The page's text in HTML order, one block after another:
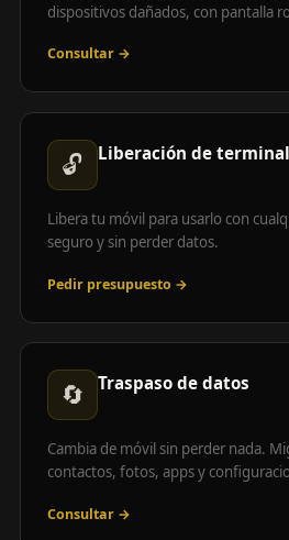
dispositivos dañados, con pantalla
Consultar →
🔓 Liberación de
Libera tu móvil para usarlo con
seguro y sin perder datos.
Pedir presupuesto →
🔄 Traspaso de datos
Cambia de móvil sin perder nada.
contactos, fotos, apps y
Consultar →